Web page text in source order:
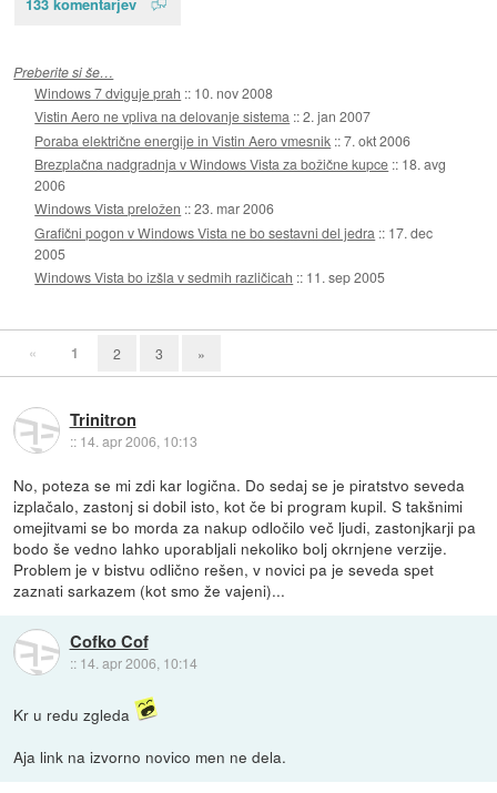
Preberite si še…
Windows 7 dviguje prah :: 10. nov 2008
Vistin Aero ne vpliva na delovanje sistema ::2. jan 2007
Poraba električne energije in Vistin Aero vmesnik ::7. okt 2006
Brezplačna nadgradnja v Windows Vista za božične kupce :: 18. avg
2006
Windows Vista preložen ::23. mar 2006
Grafični pogon v Windows Vista ne bo sestavni del jedra :: 17. dec
2005
Windows Vista bo izšla v sedmih različicah :: 11. sep 2005
« 1 2 3 »
Trinitron
:: 14. apr 2006, 10:13
No, poteza se mi zdi kar logična. Do sedaj se je piratstvo seveda
izplačalo, zastonj si dobil isto, kot če bi program kupil. S takšnimi
omejitvami se bo morda za nakup odločilo več ljudi, zastonjkarji pa
bodo še vedno lahko uporabljali nekoliko bolj okrnjene verzije.
Problem je v bistvu odlično rešen, v novici pa je seveda spet
zaznati sarkazem (kot smo že vajeni)...
Cofko Cof
:: 14. apr 2006, 10:14
Kr u redu zgleda
Aja link na izvorno novico men ne dela.